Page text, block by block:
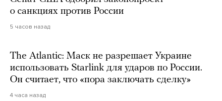
о санкциях против России
5 часов назад
The Atlantic: Маск не разрешает Украине
использовать Starlink для ударов по России.
Он считает, что «пора заключать сделку»
4 часа назад